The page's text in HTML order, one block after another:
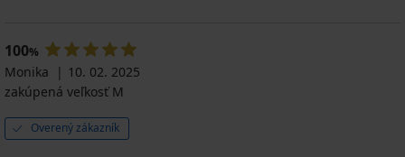
100%
Monika
10. 02. 2025
zakúpená veľkosť M
Overený zákazník